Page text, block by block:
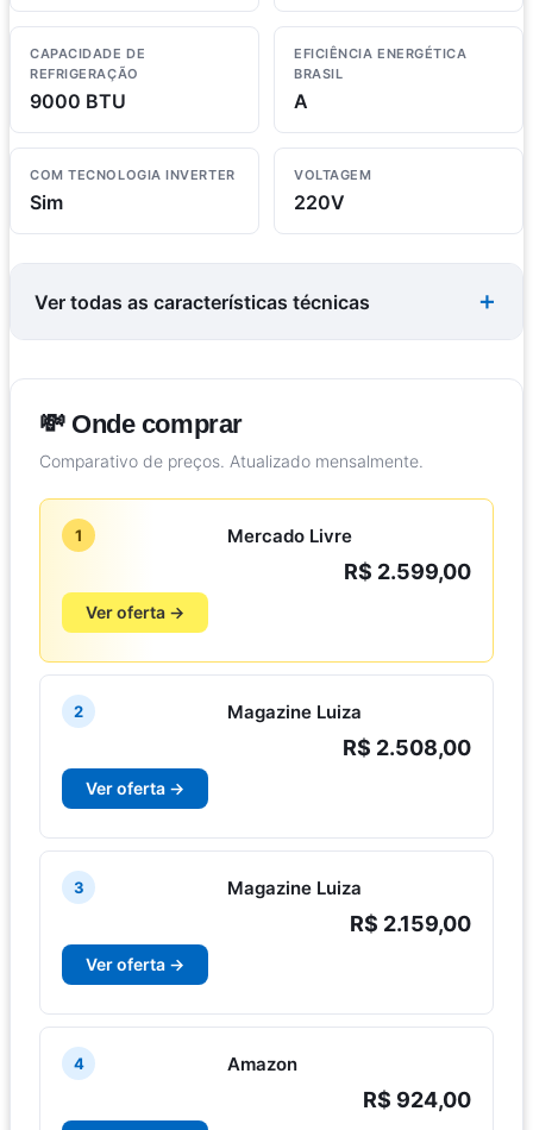
CAPACIDADE DE
REFRIGERAÇÃO
9000 BTU
EFICIÊNCIA ENERGÉTICA
BRASIL
A
COM TECNOLOGIA INVERTER
Sim
VOLTAGEM
220V
Ver todas as características técnicas
💸 Onde comprar
Comparativo de preços. Atualizado mensalmente.
1 Mercado Livre
R$ 2.599,00
Ver oferta →
2 Magazine Luiza
R$ 2.508,00
Ver oferta →
3 Magazine Luiza
R$ 2.159,00
Ver oferta →
4 Amazon
R$ 924,00